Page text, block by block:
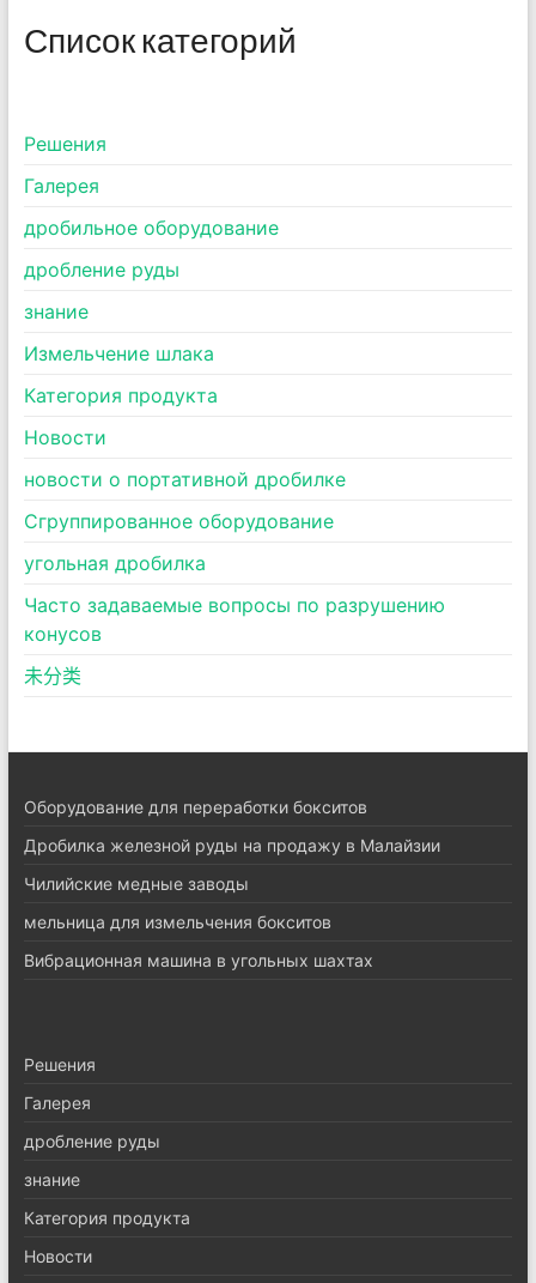
Список категорий
Pешения
Галерея
дробильное оборудование
дробление руды
знание
Измельчение шлака
Категория продукта
Новости
новости о портативной дробилке
Сгруппированное оборудование
угольная дробилка
Часто задаваемые вопросы по разрушению
конусов
未分类
Оборудование для переработки бокситов
Дробилка железной руды на продажу в Малайзии
Чилийские медные заводы
мельница для измельчения бокситов
Вибрационная машина в угольных шахтах
Pешения
Галерея
дробление руды
знание
Категория продукта
Новости